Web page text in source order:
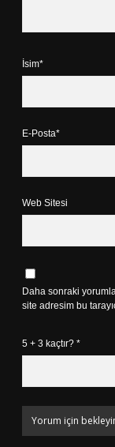
İsim*
E-Posta*
Web Sitesi
Daha sonraki
site adresim bu
5 + 3 kaçtır? *